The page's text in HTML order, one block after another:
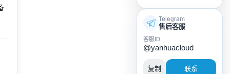
Telegram
售后客服
客服ID
@yanhuacloud
复制 联系